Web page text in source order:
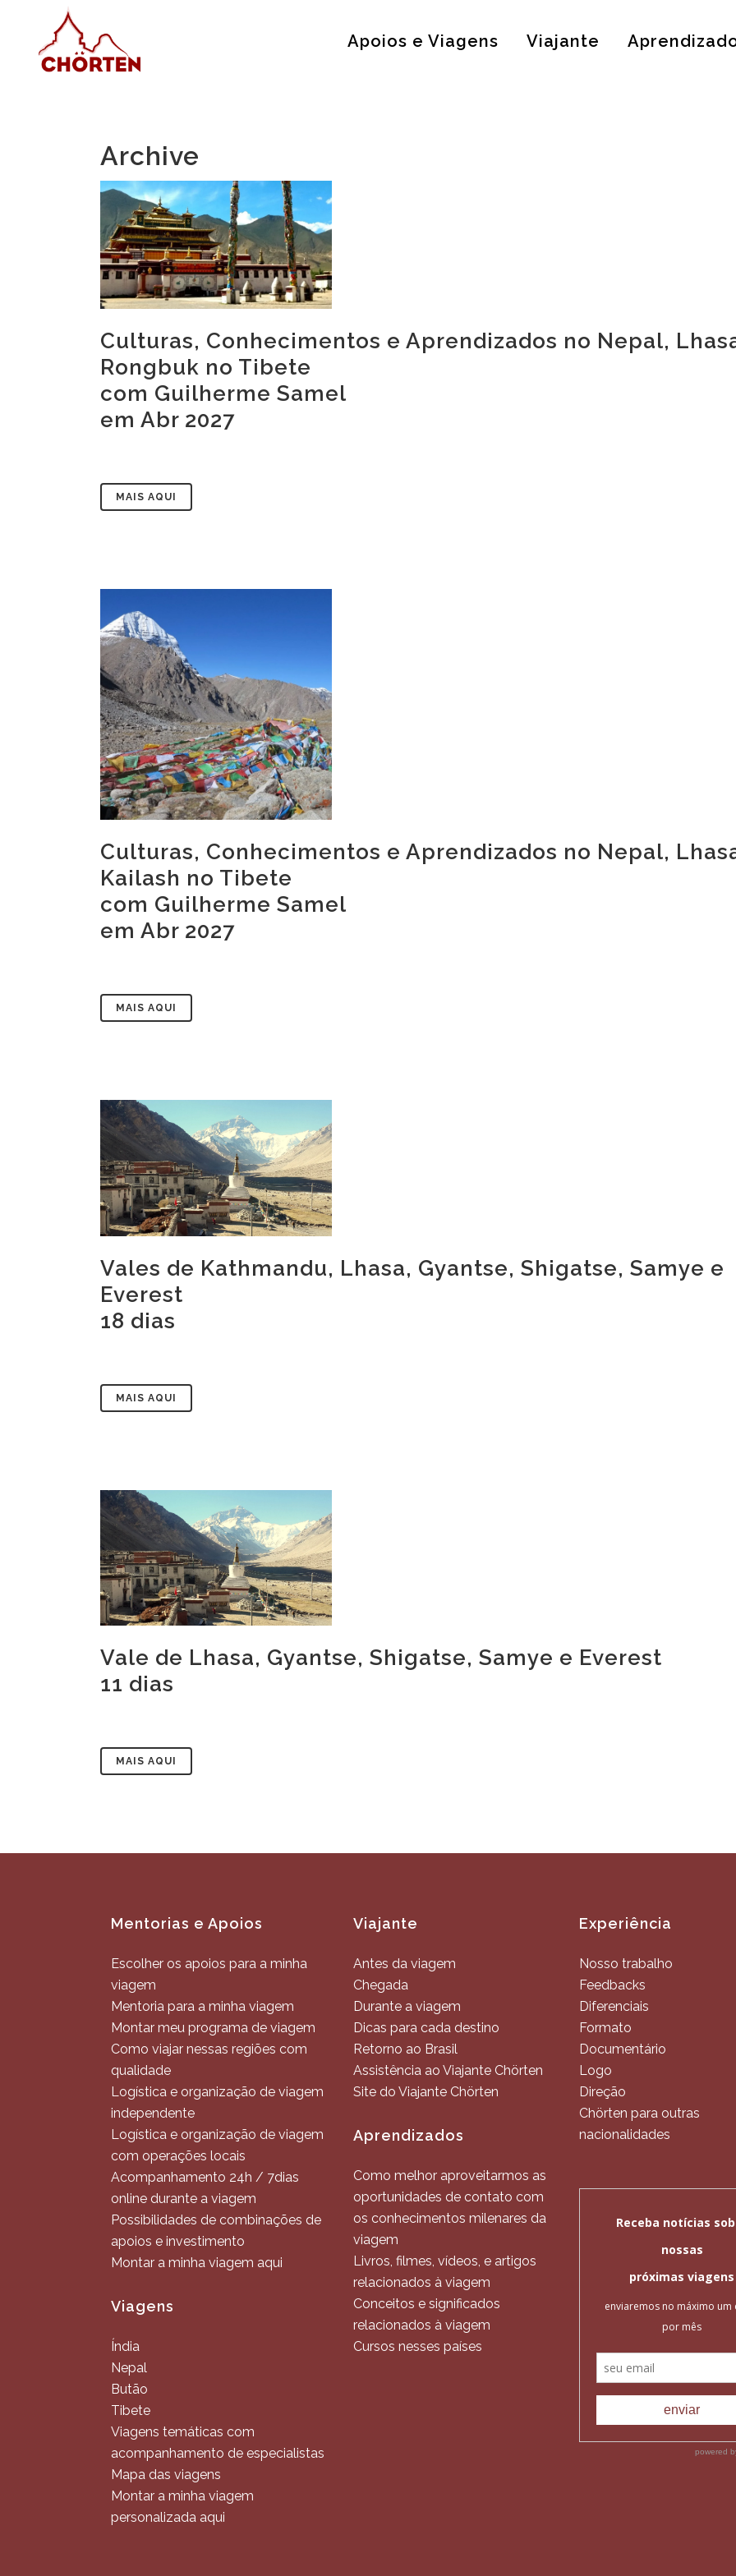
Apoios e Viagens Viajante
Archive
Culturas, Conhecimentos e Aprendizados no Nepal,
Rongbuk no Tibete
com Guilherme Samel
em Abr 2027
MAIS AQUI
Culturas, Conhecimentos e Aprendizados no Nepal,
Kailash no Tibete
com Guilherme Samel
em Abr 2027
MAIS AQUI
Vales de Kathmandu, Lhasa, Gyantse, Shigatse, Samye e
Everest
18 dias
MAIS AQUI
Vale de Lhasa, Gyantse, Shigatse, Samye e Everest
11 dias
MAIS AQUI
Mentorias e Apoios
Escolher os apoios para a minha
viagem
Mentoria para a minha viagem
Montar meu programa de viagem
Como viajar nessas regiões com
qualidade
Logística e organização de viagem
independente
Logística e organização de viagem
com operações locais
Acompanhamento 24h / 7dias
online durante a viagem
Possibilidades de combinações de
apoios e investimento
Montar a minha viagem aqui
Viagens
Índia
Nepal
Butão
Tibete
Viagens temáticas com
acompanhamento de especialistas
Mapa das viagens
Montar a minha viagem
personalizada aqui
Viajante
Antes da viagem
Chegada
Durante a viagem
Dicas para cada destino
Retorno ao Brasil
Assistência ao Viajante Chörten
Site do Viajante Chörten
Aprendizados
Como melhor aproveitarmos as
oportunidades de contato com
os conhecimentos milenares da
viagem
Livros, filmes, vídeos, e artigos
relacionados à viagem
Conceitos e significados
relacionados à viagem
Cursos nesses países
Experiência
Nosso trabalho
Feedbacks
Diferenciais
Formato
Documentário
Logo
Direção
Chörten para outras
nacionalidades